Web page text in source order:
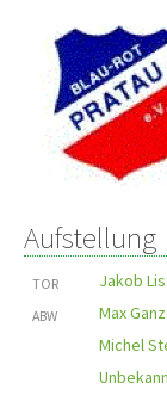
Aufstellung
TOR Jakob
ABW
Max
Michel